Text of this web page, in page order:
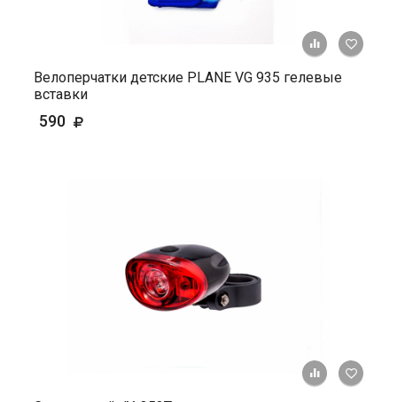
+ К
Велоперчатки детские PLANE VG 935 гелевые
вставки
590
+ К